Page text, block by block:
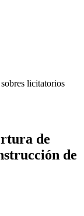
licitatorios
de
de